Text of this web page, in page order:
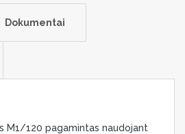
Dokumentai
M1/120 pagamintas naudojant